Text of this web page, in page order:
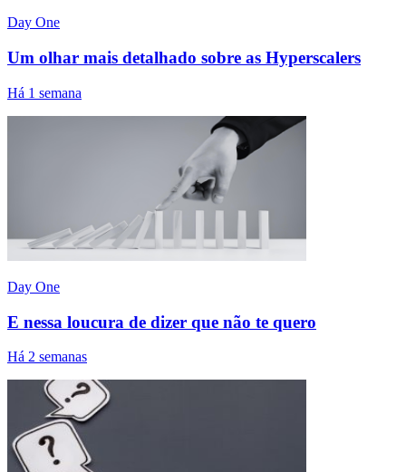
Day One
Um olhar mais detalhado sobre as Hyperscalers
Há 1 semana
Day One
E nessa loucura de dizer que não te quero
Há 2 semanas